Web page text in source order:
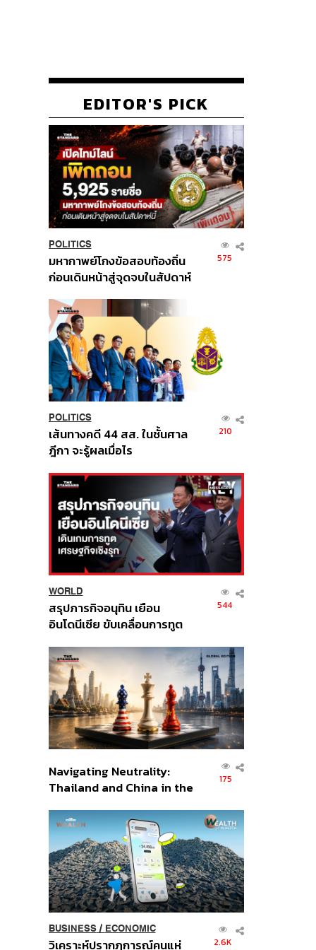
EDITOR'S PICK
POLITICS
มหากาพย์โกงข้อสอบท้องถิ่น
ก่อนเดินหน้าสู่จุดจบในสัปดาห์
575
POLITICS
เส้นทางคดี 44 สส. ในชั้นศาล
ฎีกา จะรู้ผลเมื่อไร
210
WORLD
สรุปภารกิจอนุทิน เยือน
อินโดนีเซีย ขับเคลื่อนการทูต
ส่วนยุทธศาสตร์ไทย –
อินโดนีเซีย
544
Navigating Neutrality:
Thailand and China in the
Order
175
BUSINESS/ ECONOMIC
วิเคราะห์ปรากฏการณ์คนแห่ 2.6K